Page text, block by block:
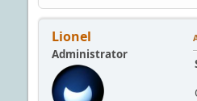
Lionel
Administrator